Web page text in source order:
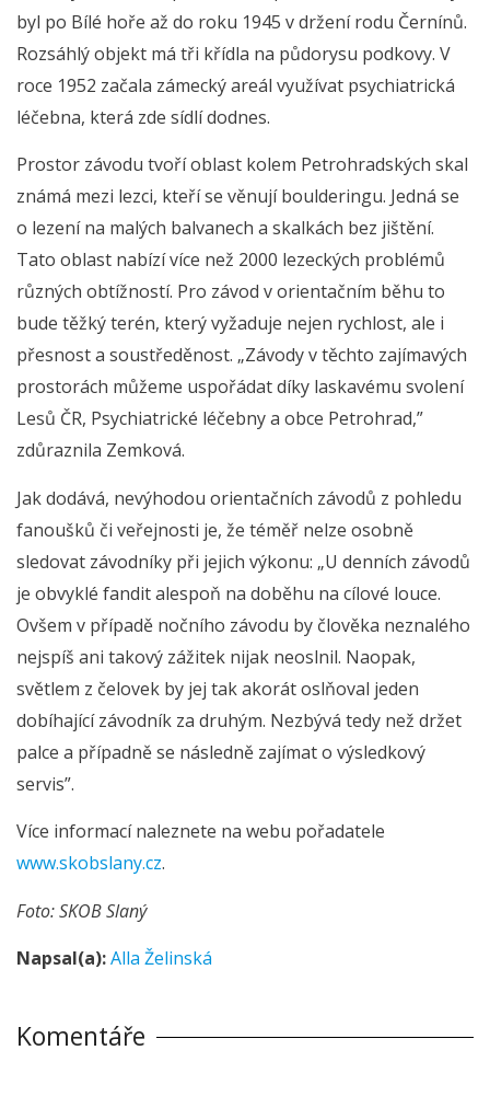
byl po Bílé hoře až do roku 1945 v držení rodu Černínů.
Rozsáhlý objekt má tři křídla na půdorysu podkovy. V
roce 1952 začala zámecký areál využívat psychiatrická
léčebna, která zde sídlí dodnes.
Prostor závodu tvoří oblast kolem Petrohradských skal
známá mezi lezci, kteří se věnují boulderingu. Jedná se
o lezení na malých balvanech a skalkách bez jištění.
Tato oblast nabízí více než 2000 lezeckých problémů
různých obtížností. Pro závod v orientačním běhu to
bude těžký terén, který vyžaduje nejen rychlost, ale i
přesnost a soustředěnost. „Závody v těchto zajímavých
prostorách můžeme uspořádat díky laskavému svolení
Lesů ČR, Psychiatrické léčebny a obce Petrohrad,”
zdůraznila Zemková.
Jak dodává, nevýhodou orientačních závodů z pohledu
fanoušků či veřejnosti je, že téměř nelze osobně
sledovat závodníky při jejich výkonu: „U denních závodů
je obvyklé fandit alespoň na doběhu na cílové louce.
Ovšem v případě nočního závodu by člověka neznalého
nejspíš ani takový zážitek nijak neoslnil. Naopak,
světlem z čelovek by jej tak akorát oslňoval jeden
dobíhající závodník za druhým. Nezbývá tedy než držet
palce a případně se následně zajímat o výsledkový
servis”.
Více informací naleznete na webu pořadatele
www.skobslany.cz.
Foto: SKOB Slaný
Napsal(a):Alla Želinská
Komentáře